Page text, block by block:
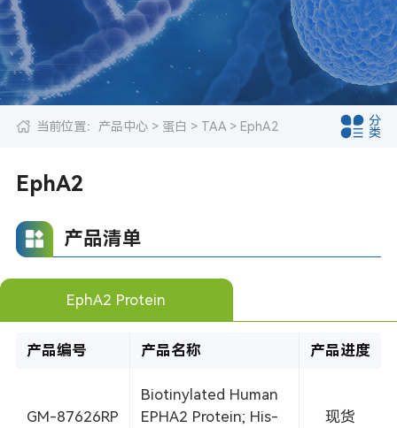
当前位置： 产品中心> 蛋白 > TAA> EphA2
分
类
EphA2
产品清单
EphA2 Protein
产品编号 产品名称 产品进度
GM-87626RP
Biotinylated Human
EPHA2 Protein; His-
现货